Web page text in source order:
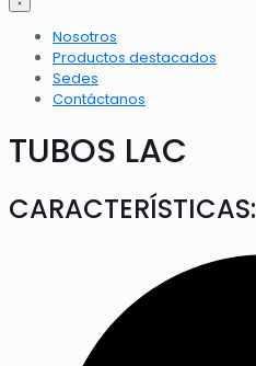
Nosotros
Productos destacados
Sedes
Contáctanos
TUBOS LAC
CARACTERÍSTICAS: